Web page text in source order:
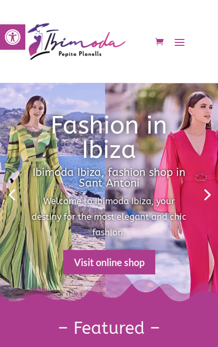
Open toolbar
Fashion in
Ibiza
Ibimoda Ibiza, fashion shop in
Sant Antoni
Welcome to Ibimoda Ibiza, your
destiny for the most elegant and chic
fashion.
Visit online shop
– Featured –